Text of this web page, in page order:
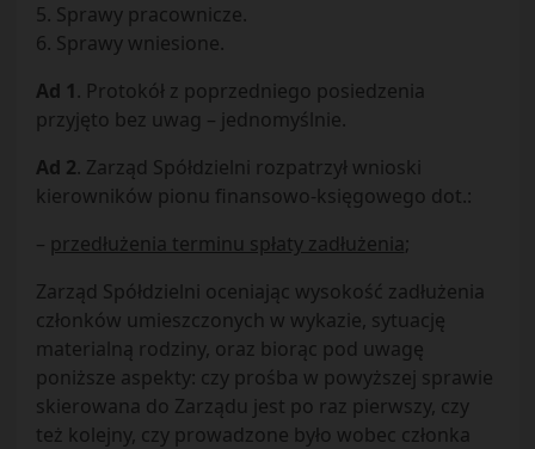
5. Sprawy pracownicze.
6. Sprawy wniesione.
Ad 1 . Protokół z poprzedniego posiedzenia
przyjęto bez uwag – jednomyślnie.
Ad 2. Zarząd Spółdzielni rozpatrzył wnioski
kierowników pionu finansowo-księgowego dot.:
– przedłużenia terminu spłaty zadłużenia;
Zarząd Spółdzielni oceniając wysokość zadłużenia
członków umieszczonych w wykazie, sytuację
materialną rodziny, oraz biorąc pod uwagę
poniższe aspekty: czy prośba w powyższej sprawie
skierowana do Zarządu jest po raz pierwszy, czy
też kolejny, czy prowadzone było wobec członka